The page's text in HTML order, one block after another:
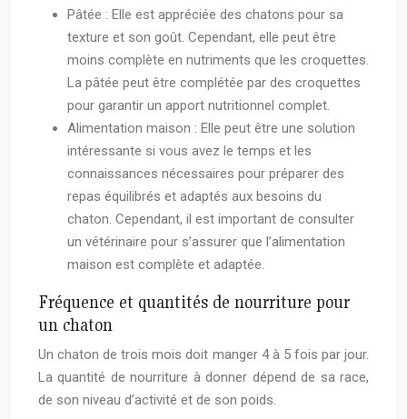
Pâtée : Elle est appréciée des chatons pour sa
texture et son goût. Cependant, elle peut être
moins complète en nutriments que les croquettes.
La pâtée peut être complétée par des croquettes
pour garantir un apport nutritionnel complet.
Alimentation maison : Elle peut être une solution
intéressante si vous avez le temps et les
connaissances nécessaires pour préparer des
repas équilibrés et adaptés aux besoins du
chaton. Cependant, il est important de consulter
un vétérinaire pour s’assurer que l’alimentation
maison est complète et adaptée.
Fréquence et quantités de nourriture pour
un chaton
Un chaton de trois mois doit manger 4 à 5 fois par jour.
La quantité de nourriture à donner dépend de sa race,
de son niveau d’activité et de son poids.